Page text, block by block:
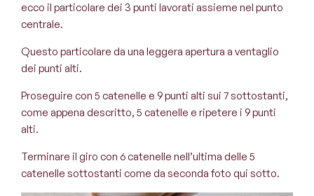
ecco il particolare dei 3 punti lavorati assieme nel punto
centrale.
Questo particolare da una leggera apertura a ventaglio
dei punti alti.
Proseguire con 5 catenelle e 9 punti alti sui 7 sottostanti,
come appena descritto, 5 catenelle e ripetere i 9 punti
alti.
Terminare il giro con 6 catenelle nell’ultima delle 5
catenelle sottostanti come da seconda foto qui sotto.